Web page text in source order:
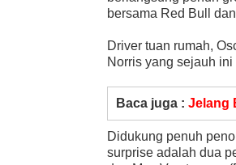
bersama Red Bull
Driver tuan rumah,
Norris yang sejauh
Baca juga : Jelang
Didukung penuh
surprise adalah dua